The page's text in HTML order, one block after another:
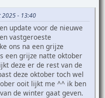
2025 - 13:40
update voor de nieuwe
vastgeroeste
ons na een grijze
een grijze natte oktober
deze er de rest van de
deze oktober toch wel
ooit lijkt me ^^ ik ben
de winter gaat geven.